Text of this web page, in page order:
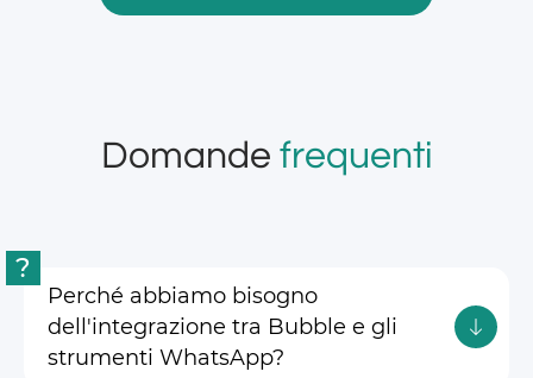
Domande frequenti
?
Perché abbiamo bisogno
dell'integrazione tra Bubble e gli
strumenti WhatsApp?